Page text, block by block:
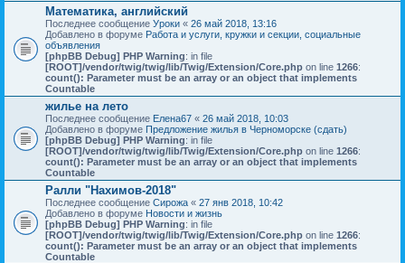
Математика, английский
Последнее сообщение Уроки « 26 май 2018, 13:16
Добавлено в форуме Работа и услуги, кружки и секции, социальные
объявления
[phpBB Debug] PHP Warning: in file
[ROOT]/vendor/twig/twig/lib/Twig/Extension/Core.php on line 1266:
count(): Parameter must be an array or an object that implements
Countable
жилье на лето
Последнее сообщение Елена67 « 26 май 2018, 10:03
Добавлено в форуме Предложение жилья в Черноморске (сдать)
[phpBB Debug] PHP Warning: in file
[ROOT]/vendor/twig/twig/lib/Twig/Extension/Core.php on line 1266:
count(): Parameter must be an array or an object that implements
Countable
Ралли "Нахимов-2018"
Последнее сообщение Сирожа « 27 янв 2018, 10:42
Добавлено в форуме Новости и жизнь
[phpBB Debug] PHP Warning: in file
[ROOT]/vendor/twig/twig/lib/Twig/Extension/Core.php on line 1266:
count(): Parameter must be an array or an object that implements
Countable